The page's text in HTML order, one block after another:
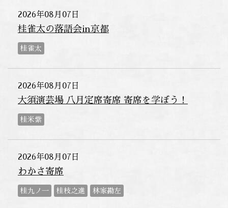
2026年08月07日
桂雀太の落語会in京都
桂雀太
2026年08月07日
大須演芸場 八月定席寄席 寄席を学ぼう！
桂米紫
2026年08月07日
わかさ寄席
桂九ノ一 桂枝之進 林家勘左